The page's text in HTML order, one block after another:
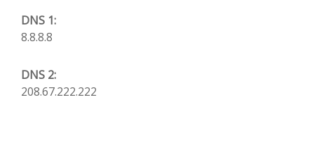
DNS 1:
8.8.8.8
DNS 2:
208.67.222.222